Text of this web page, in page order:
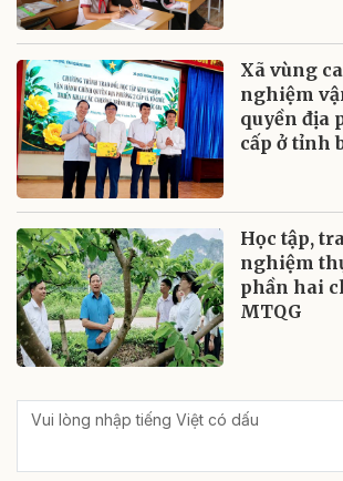
Xã vùng
nghiệm
quyền địa
cấp ở tỉnh
Học tập,
nghiệm
phần hai
MTQG